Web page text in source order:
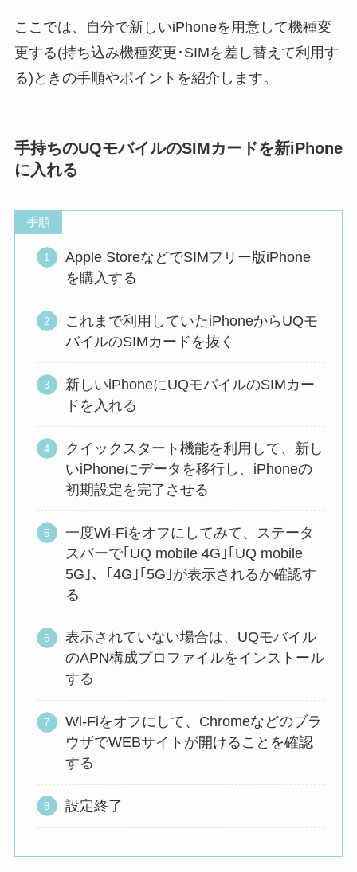
ここでは、自分で新しいiPhoneを用意して機種変
更する(持ち込み機種変更･SIMを差し替えて利用す
る)ときの手順やポイントを紹介します。
手持ちのUQモバイルのSIMカードを新iPhone
に入れる
手順
Apple StoreなどでSIMフリー版iPhone
を購入する
これまで利用していたiPhoneからUQモ
バイルのSIMカードを抜く
新しいiPhoneにUQモバイルのSIMカー
ドを入れる
クイックスタート機能を利用して、新し
いiPhoneにデータを移行し、iPhoneの
初期設定を完了させる
一度Wi-Fiをオフにしてみて、ステータ
スバーで｢UQ mobile 4G｣｢UQ mobile
5G｣、｢4G｣｢5G｣が表示されるか確認す
る
表示されていない場合は、UQモバイル
のAPN構成プロファイルをインストール
する
Wi-Fiをオフにして、Chromeなどのブラ
ウザでWEBサイトが開けることを確認
する
設定終了